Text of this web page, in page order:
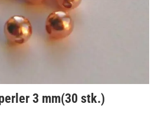
3 mm(30 stk.)